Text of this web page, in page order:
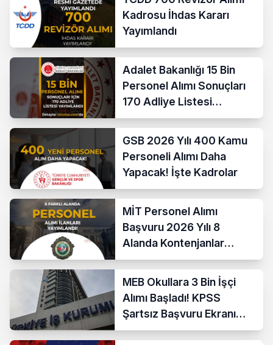
Kadrosu İhdas Kararı
Yayımlandı
Adalet Bakanlığı 15 Bin
Personel Alımı Sonuçları
170 Adliye Listesi
Açıklandı
GSB 2026 Yılı 400 Kamu
Personeli Alımı Daha
Yapacak! İşte Kadrolar
MİT Personel Alımı
Başvuru 2026 Yılı 8
Alanda Kontenjanlar
Nedir?
MEB Okullara 3 Bin İşçi
Alımı Başladı! KPSS
Şartsız Başvuru Ekranı
Açıldı